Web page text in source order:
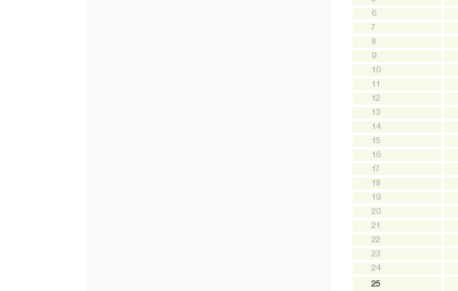
6
7
8
9
10
11
12
13
14
15
16
17
18
19
20
21
22
23
24
25